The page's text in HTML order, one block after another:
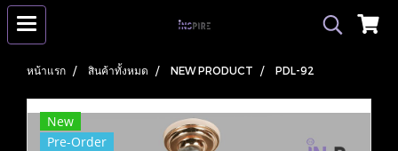
หน้าแรก สินค้าทั้งหมด NEW PRODUCT PDL-92
New
Pre-Order